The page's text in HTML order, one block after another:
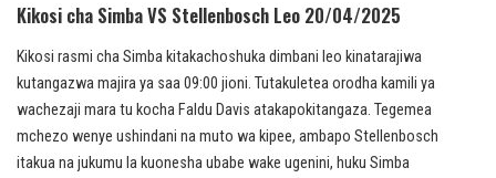
Kikosi cha Simba VS Stellenbosch Leo 20/04/2025
Kikosi rasmi cha Simba kitakachoshuka dimbani leo kinatarajiwa
kutangazwa majira ya saa 09:00 jioni. Tutakuletea orodha kamili ya
wachezaji mara tu kocha Faldu Davis atakapokitangaza. Tegemea
mchezo wenye ushindani na muto wa kipee, ambapo Stellenbosch
itakua na jukumu la kuonesha ubabe wake ugenini, huku Simba